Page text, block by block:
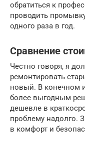
обратиться к
проводить
одного раза в год.
Сравнение
Честно говоря, я
ремонтировать
новый. В конечном
более выгодным
дешевле в
проблему надолго.
в комфорт и